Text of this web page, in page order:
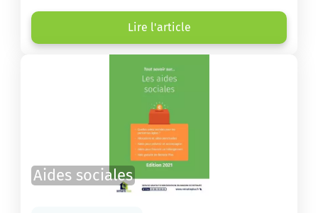
Vous y trouverez un panorama des différents types
d’établissements ainsi que des conseils pratiques
destinés à orienter les familles et à leur faciliter
Lire l'article
Aides sociales